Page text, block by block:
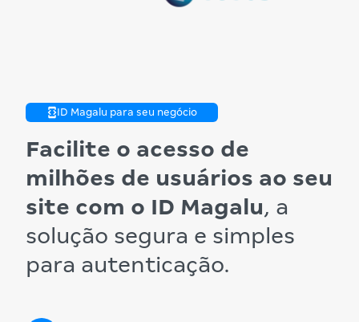
ID Magalu para seu negócio
Facilite o acesso de
milhões de usuários ao seu
site com o ID Magalu, a
solução segura e simples
para autenticação.